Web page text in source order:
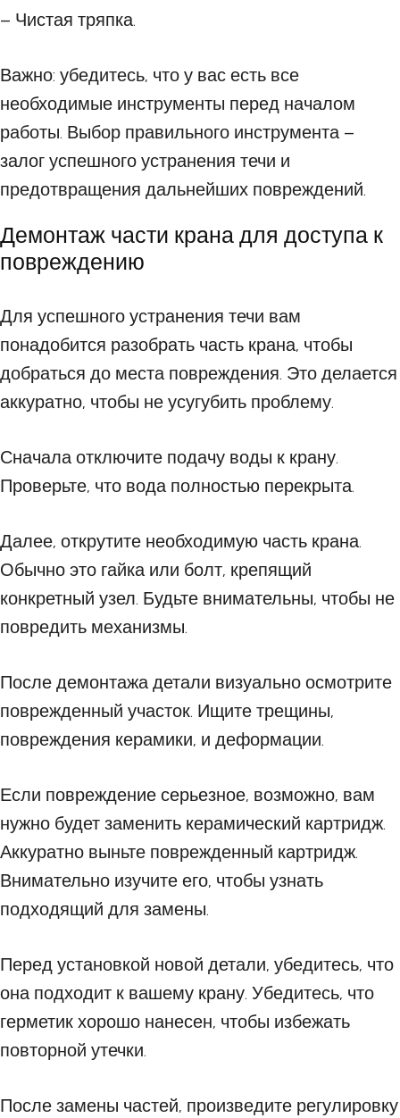
– Чистая тряпка.
Важно: убедитесь, что у вас есть все
необходимые инструменты перед началом
работы. Выбор правильного инструмента –
залог успешного устранения течи и
предотвращения дальнейших повреждений.
Демонтаж части крана для доступа к
повреждению
Для успешного устранения течи вам
понадобится разобрать часть крана, чтобы
добраться до места повреждения. Это делается
аккуратно, чтобы не усугубить проблему.
Сначала отключите подачу воды к крану.
Проверьте, что вода полностью перекрыта.
Далее, открутите необходимую часть крана.
Обычно это гайка или болт, крепящий
конкретный узел. Будьте внимательны, чтобы не
повредить механизмы.
После демонтажа детали визуально осмотрите
поврежденный участок. Ищите трещины,
повреждения керамики, и деформации.
Если повреждение серьезное, возможно, вам
нужно будет заменить керамический картридж.
Аккуратно выньте поврежденный картридж.
Внимательно изучите его, чтобы узнать
подходящий для замены.
Перед установкой новой детали, убедитесь, что
она подходит к вашему крану. Убедитесь, что
герметик хорошо нанесен, чтобы избежать
повторной утечки.
После замены частей, произведите регулировку